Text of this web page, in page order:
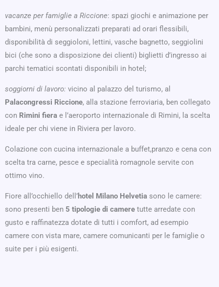
vacanze per famiglie a Riccione: spazi giochi e animazione per
bambini, menù personalizzati preparati ad orari flessibili,
disponibilità di seggioloni, lettini, vasche bagnetto, seggiolini
bici (che sono a disposizione dei clienti) biglietti d’ingresso ai
parchi tematici scontati disponibili in hotel;
soggiorni di lavoro: vicino al palazzo del turismo, al
Palacongressi Riccione, alla stazione ferroviaria, ben collegato
con Rimini fiera e l’aeroporto internazionale di Rimini, la scelta
ideale per chi viene in Riviera per lavoro.
Colazione con cucina internazionale a buffet,pranzo e cena con
scelta tra carne, pesce e specialità romagnole servite con
ottimo vino.
Fiore all’occhiello dell’hotel Milano Helvetia sono le camere:
sono presenti ben 5 tipologie di camere tutte arredate con
gusto e raffinatezza dotate di tutti i comfort, ad esempio
camere con vista mare, camere comunicanti per le famiglie o
suite per i più esigenti.